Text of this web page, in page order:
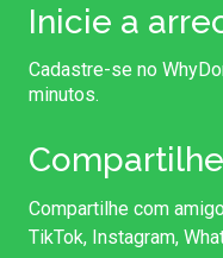
Inicie a
Cadastre-se no
minutos.
Compartilhe com
TikTok, Instagram,